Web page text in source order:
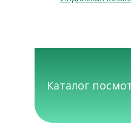
Каталог